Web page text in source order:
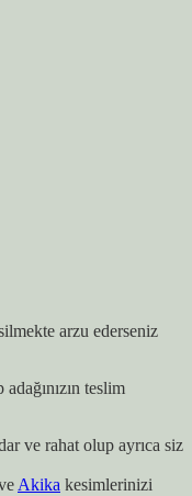
arzu ederseniz
teslim
ve rahat olup ayrıca siz
Akika kesimlerinizi